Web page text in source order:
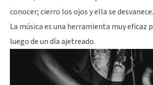
conocer; cierro los ojos y ella se
La música es una herramienta muy eficaz
luego de un día ajetreado.